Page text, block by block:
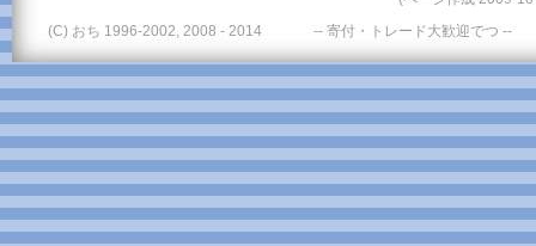
(C) おち 1996-2002, 2008 - 2014
-- 寄付・トレード大歓迎でつ --